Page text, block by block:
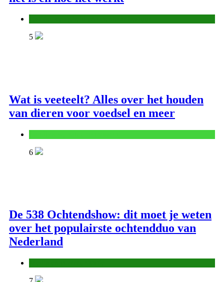
5
Wat is veeteelt? Alles over het houden
van dieren voor voedsel en meer
6
De 538 Ochtendshow: dit moet je weten
over het populairste ochtendduo van
Nederland